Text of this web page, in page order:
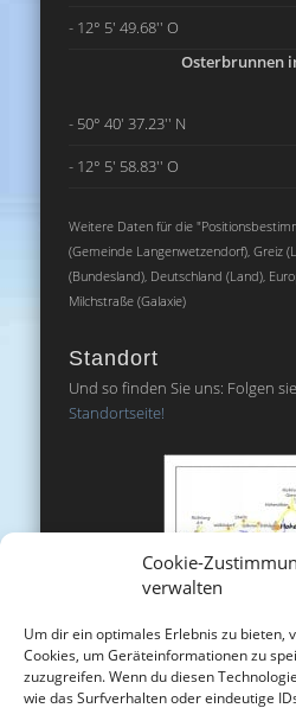
Cookie-
verwalten
Um dir ein optimales Erlebnis zu bieten,
Cookies, um Geräteinformationen zu
zuzugreifen. Wenn du diesen
wie das Surfverhalten oder eindeutige
- 12° 5' 49.68'' O
Osterbrunnen
- 50° 40' 37.23'' N
- 12° 5' 58.83'' O
Weitere Daten für die
(Gemeinde Langenwetzendorf), Greiz
(Bundesland), Deutschland (Land),
Milchstraße (Galaxie)
Standort
Und so finden Sie uns: Folgen
Standortseite!